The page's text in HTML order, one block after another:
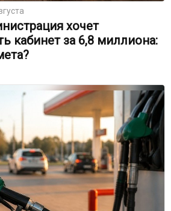
хочет
кабинет за 6,8 миллиона: